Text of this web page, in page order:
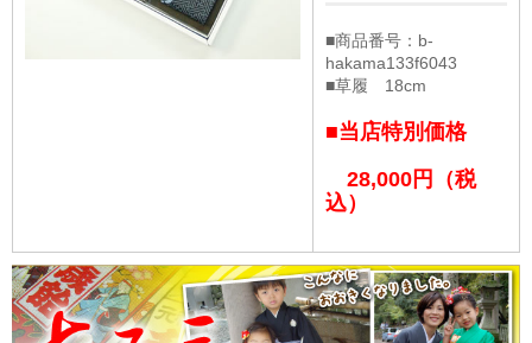
■商品番号：b-
hakama133f6043
■草履 18cm
■当店特別価格
28,000円（税
込）